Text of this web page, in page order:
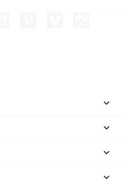



keyboard_arrow_down